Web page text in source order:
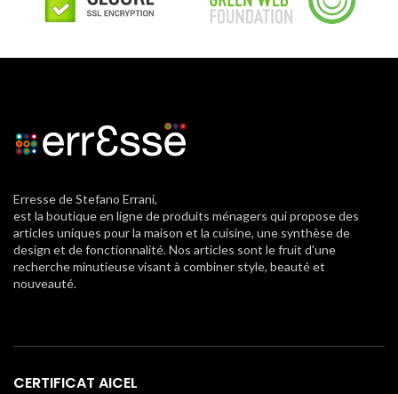
Erresse de Stefano Errani,
est la boutique en ligne de produits ménagers qui propose des
articles uniques pour la maison et la cuisine, une synthèse de
design et de fonctionnalité. Nos articles sont le fruit d'une
recherche minutieuse visant à combiner style, beauté et
nouveauté.
CERTIFICAT AICEL